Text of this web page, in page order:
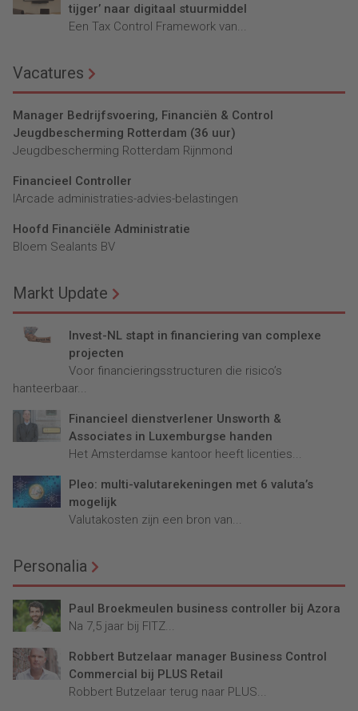
tijger’ naar digitaal stuurmiddel
Een Tax Control Framework van...
Vacatures
Manager Bedrijfsvoering, Financiën & Control
Jeugdbescherming Rotterdam (36 uur)
Jeugdbescherming Rotterdam Rijnmond
Financieel Controller
lArcade administraties-advies-belastingen
Hoofd Financiële Administratie
Bloem Sealants BV
Markt Update
Invest-NL stapt in financiering van complexe
projecten
Voor financieringsstructuren die risico’s
hanteerbaar...
Financieel dienstverlener Unsworth &
Associates in Luxemburgse handen
Het Amsterdamse kantoor heeft licenties...
Pleo: multi-valutarekeningen met 6 valuta’s
mogelijk
Valutakosten zijn een bron van...
Personalia
Paul Broekmeulen business controller bij Azora
Na 7,5 jaar bij FITZ...
Robbert Butzelaar manager Business Control
Commercial bij PLUS Retail
Robbert Butzelaar terug naar PLUS...